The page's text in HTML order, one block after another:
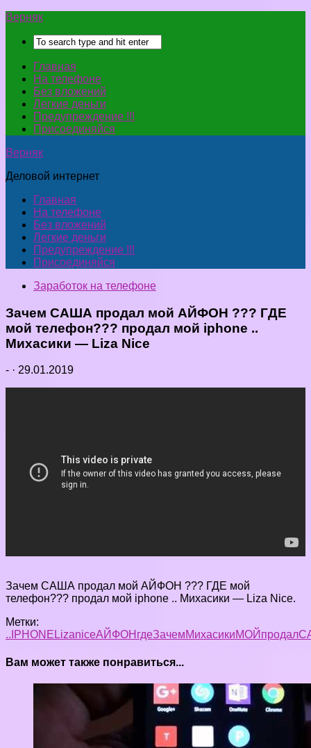
Верняк
Главная
На телефоне
Без вложений
Легкие деньги
Предупреждение !!!
Присоединяйся
Верняк
Деловой интернет
Главная
На телефоне
Без вложений
Легкие деньги
Предупреждение !!!
Присоединяйся
Заработок на телефоне
Зачем САША продал мой АЙФОН ??? ГДЕ
мой телефон??? продал мой iphone ..
Михасики — Liza Nice
- · 29.01.2019
Зачем САША продал мой АЙФОН ??? ГДЕ мой
телефон??? продал мой iphone .. Михасики — Liza Nice.
Метки:
.. IPHONELizaniceАЙФОН гдеЗачемМихасикиМОЙ продал
Вам может также понравиться...